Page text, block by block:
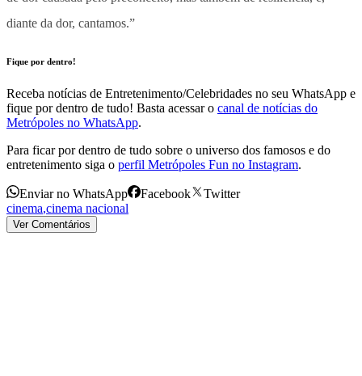
diante da dor, cantamos.”
Fique por dentro!
Receba notícias de Entretenimento/Celebridades no seu WhatsApp e
fique por dentro de tudo! Basta acessar o canal de notícias do
Metrópoles no WhatsApp.
Para ficar por dentro de tudo sobre o universo dos famosos e do
entretenimento siga o perfil Metrópoles Fun no Instagram.
Enviar no WhatsApp Facebook
Twitter
cinema,cinema nacional
Ver Comentários